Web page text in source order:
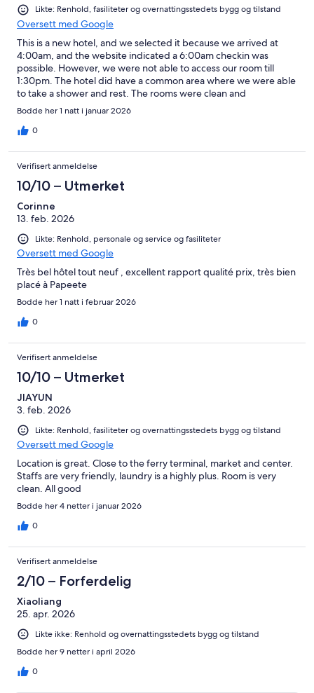
Likte: Renhold, fasiliteter og overnattingsstedets bygg og tilstand
Oversett med Google
This is a new hotel, and we selected it because we arrived at
4:00am, and the website indicated a 6:00am checkin was
possible. However, we were not able to access our room till
1:30pm. The hotel did have a common area where we were able
to take a shower and rest. The rooms were clean and
comfortable. The hotel is centrally located in town.
Bodde her 1 natt i januar 2026
0
Verifisert anmeldelse
10/10 – Utmerket
Corinne
13. feb. 2026
Likte: Renhold, personale og service og fasiliteter
Oversett med Google
Très bel hôtel tout neuf , excellent rapport qualité prix, très bien
placé à Papeete
Bodde her 1 natt i februar 2026
0
Verifisert anmeldelse
10/10 – Utmerket
JIAYUN
3. feb. 2026
Likte: Renhold, fasiliteter og overnattingsstedets bygg og tilstand
Oversett med Google
Location is great. Close to the ferry terminal, market and center.
Staffs are very friendly, laundry is a highly plus. Room is very
clean. All good
Bodde her 4 netter i januar 2026
0
Verifisert anmeldelse
2/10 – Forferdelig
Xiaoliang
25. apr. 2026
Likte ikke: Renhold og overnattingsstedets bygg og tilstand
Bodde her 9 netter i april 2026
0